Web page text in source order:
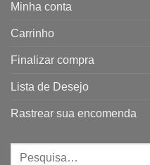
Minha conta
Carrinho
Finalizar compra
Lista de Desejo
Rastrear sua encomenda